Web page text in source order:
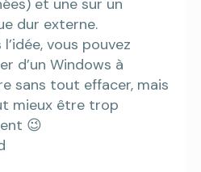
et une sur un
dur externe.
l’idée, vous pouvez
d’un Windows à
sans tout effacer, mais
mieux être trop
😉